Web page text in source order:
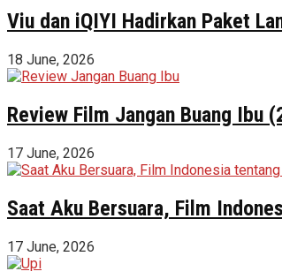
Viu dan iQIYI Hadirkan Paket
18 June, 2026
Review Film Jangan Buang Ibu
17 June, 2026
Saat Aku Bersuara, Film
17 June, 2026